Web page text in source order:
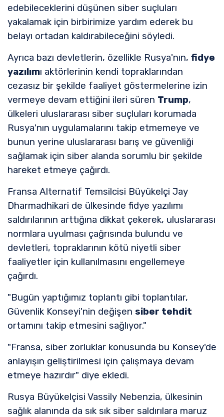
edebileceklerini düşünen siber suçluları
yakalamak için birbirimize yardım ederek bu
belayı ortadan kaldırabileceğini söyledi.
Ayrıca bazı devletlerin, özellikle Rusya'nın, fidye
yazılımı aktörlerinin kendi topraklarından
cezasız bir şekilde faaliyet göstermelerine izin
vermeye devam ettiğini ileri süren Trump,
ülkeleri uluslararası siber suçluları korumada
Rusya'nın uygulamalarını takip etmemeye ve
bunun yerine uluslararası barış ve güvenliği
sağlamak için siber alanda sorumlu bir şekilde
hareket etmeye çağırdı.
Fransa Alternatif Temsilcisi Büyükelçi Jay
Dharmadhikari de ülkesinde fidye yazılımı
saldırılarının arttığına dikkat çekerek, uluslararası
normlara uyulması çağrısında bulundu ve
devletleri, topraklarının kötü niyetli siber
faaliyetler için kullanılmasını engellemeye
çağırdı.
"Bugün yaptığımız toplantı gibi toplantılar,
Güvenlik Konseyi'nin değişen siber tehdit
ortamını takip etmesini sağlıyor."
"Fransa, siber zorluklar konusunda bu Konsey'de
anlayışın geliştirilmesi için çalışmaya devam
etmeye hazırdır" diye ekledi.
Rusya Büyükelçisi Vassily Nebenzia, ülkesinin
sağlık alanında da sık sık siber saldırılara maruz